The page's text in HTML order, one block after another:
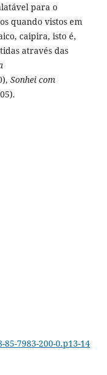
para o
quando vistos em
caipira, isto é,
através das
Sonhei com
7983-200-0.p13-14